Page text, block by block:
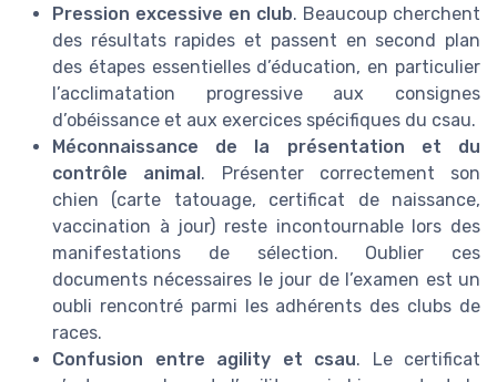
Pression excessive en club. Beaucoup cherchent
des résultats rapides et passent en second plan
des étapes essentielles d’éducation, en particulier
l’acclimatation progressive aux consignes
d’obéissance et aux exercices spécifiques du csau.
Méconnaissance de la présentation et du
contrôle animal. Présenter correctement son
chien (carte tatouage, certificat de naissance,
vaccination à jour) reste incontournable lors des
manifestations de sélection. Oublier ces
documents nécessaires le jour de l’examen est un
oubli rencontré parmi les adhérents des clubs de
races.
Confusion entre agility et csau. Le certificat